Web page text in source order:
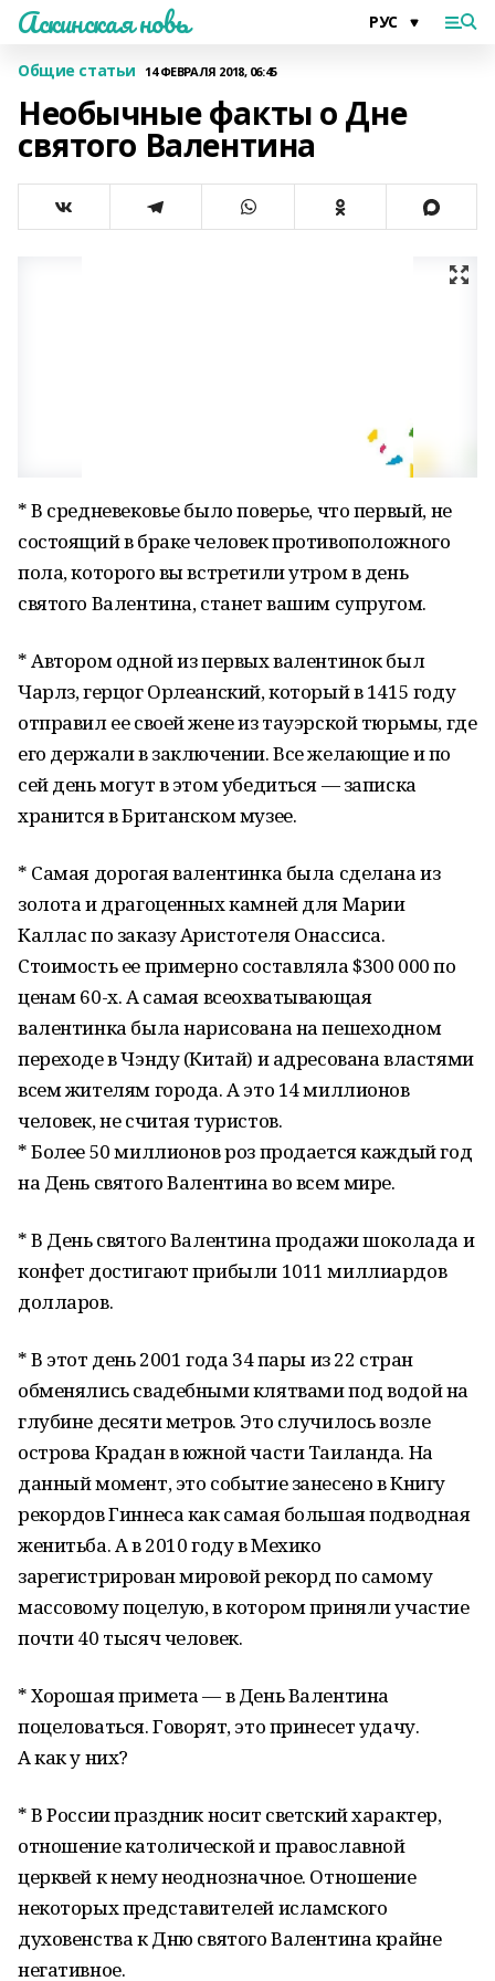
Аскинская новь
Общие статьи 14 ФЕВРАЛЯ 2018, 06:45
Необычные факты о Дне
святого Валентина
* В средневековье было поверье, что первый, не
состоящий в браке человек противоположного
пола, которого вы встретили утром в день
святого Валентина, станет вашим супругом.
* Автором одной из первых валентинок был
Чарлз, герцог Орлеанский, который в 1415 году
отправил ее своей жене из тауэрской тюрьмы, где
его держали в заключении. Все желающие и по
сей день могут в этом убедиться — записка
хранится в Британском музее.
* Самая дорогая валентинка была сделана из
золота и драгоценных камней для Марии
Каллас по заказу Аристотеля Онассиса.
Стоимость ее примерно составляла $300 000 по
ценам 60-х. А самая всеохватывающая
валентинка была нарисована на пешеходном
переходе в Чэнду (Китай) и адресована властями
всем жителям города. А это 14 миллионов
человек, не считая туристов.
* Более 50 миллионов роз продается каждый год
на День святого Валентина во всем мире.
* В День святого Валентина продажи шоколада и
конфет достигают прибыли 1011 миллиардов
долларов.
* В этот день 2001 года 34 пары из 22 стран
обменялись свадебными клятвами под водой на
глубине десяти метров. Это случилось возле
острова Крадан в южной части Таиланда. На
данный момент, это событие занесено в Книгу
рекордов Гиннеса как самая большая подводная
женитьба. А в 2010 году в Мехико
зарегистрирован мировой рекорд по самому
массовому поцелую, в котором приняли участие
почти 40 тысяч человек.
* Хорошая примета — в День Валентина
поцеловаться. Говорят, это принесет удачу.
А как у них?
* В России праздник носит светский характер,
отношение католической и православной
церквей к нему неоднозначное. Отношение
некоторых представителей исламского
духовенства к Дню святого Валентина крайне
негативное.